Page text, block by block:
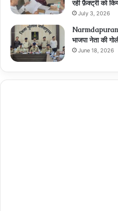
रही फ़ैक्ट्री को
July 3, 2026
Narmdapuram
भाजपा नेता की
June 18, 2026